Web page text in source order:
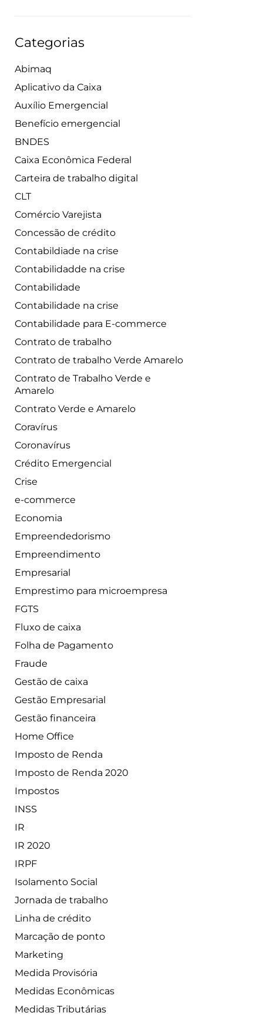
Categorias
Abimaq
Aplicativo da Caixa
Auxílio Emergencial
Benefício emergencial
BNDES
Caixa Econômica Federal
Carteira de trabalho digital
CLT
Comércio Varejista
Concessão de crédito
Contabildiade na crise
Contabilidadde na crise
Contabilidade
Contabilidade na crise
Contabilidade para E-commerce
Contrato de trabalho
Contrato de trabalho Verde Amarelo
Contrato de Trabalho Verde e
Amarelo
Contrato Verde e Amarelo
Coravírus
Coronavírus
Crédito Emergencial
Crise
e-commerce
Economia
Empreendedorismo
Empreendimento
Empresarial
Emprestimo para microempresa
FGTS
Fluxo de caixa
Folha de Pagamento
Fraude
Gestão de caixa
Gestão Empresarial
Gestão financeira
Home Office
Imposto de Renda
Imposto de Renda 2020
Impostos
INSS
IR
IR 2020
IRPF
Isolamento Social
Jornada de trabalho
Linha de crédito
Marcação de ponto
Marketing
Medida Provisória
Medidas Econômicas
Medidas Tributárias